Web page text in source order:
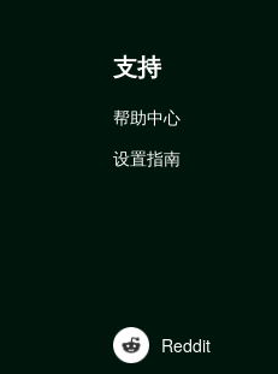
支持
帮助中心
设置指南
Reddit